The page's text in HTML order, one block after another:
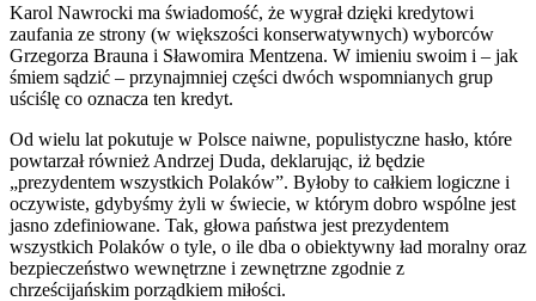
Karol Nawrocki ma świadomość, że wygrał dzięki kredytowi
zaufania ze strony (w większości konserwatywnych) wyborców
Grzegorza Brauna i Sławomira Mentzena. W imieniu swoim i – jak
śmiem sądzić – przynajmniej części dwóch wspomnianych grup
uściślę co oznacza ten kredyt.
Od wielu lat pokutuje w Polsce naiwne, populistyczne hasło, które
powtarzał również Andrzej Duda, deklarując, iż będzie
„prezydentem wszystkich Polaków”. Byłoby to całkiem logiczne i
oczywiste, gdybyśmy żyli w świecie, w którym dobro wspólne jest
jasno zdefiniowane. Tak, głowa państwa jest prezydentem
wszystkich Polaków o tyle, o ile dba o obiektywny ład moralny oraz
bezpieczeństwo wewnętrzne i zewnętrzne zgodnie z
chrześcijańskim porządkiem miłości.